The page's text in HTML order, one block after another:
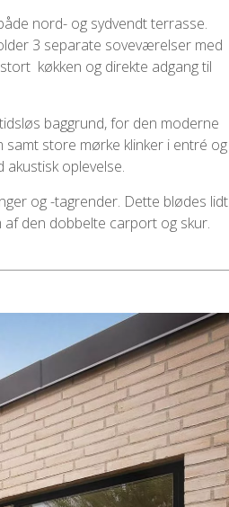
nord- og sydvendt terrasse.
3 separate soveværelser med
køkken og direkte adgang til
baggrund, for den moderne
store mørke klinker i entré og
oplevelse.
og -tagrender. Dette blødes lidt
den dobbelte carport og skur.